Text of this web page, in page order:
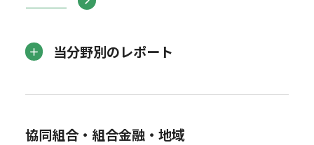
当分野別のレポート
協同組合・組合金融・地域